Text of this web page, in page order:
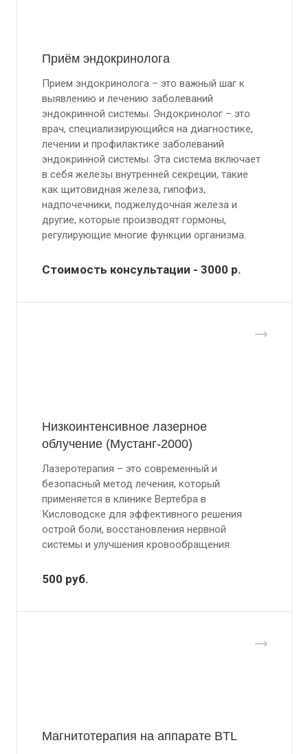
Приём эндокринолога
Прием эндокринолога – это важный шаг к
выявлению и лечению заболеваний
эндокринной системы. Эндокринолог – это
врач, специализирующийся на диагностике,
лечении и профилактике заболеваний
эндокринной системы. Эта система включает
в себя железы внутренней секреции, такие
как щитовидная железа, гипофиз,
надпочечники, поджелудочная железа и
другие, которые производят гормоны,
регулирующие многие функции организма.
Стоимость консультации - 3000 р.
Низкоинтенсивное лазерное
облучение (Мустанг-2000)
Лазеротерапия – это современный и
безопасный метод лечения, который
применяется в клинике Вертебра в
Кисловодске для эффективного решения
острой боли, восстановления нервной
системы и улучшения кровообращения.
500 руб.
Магнитотерапия на аппарате BTL